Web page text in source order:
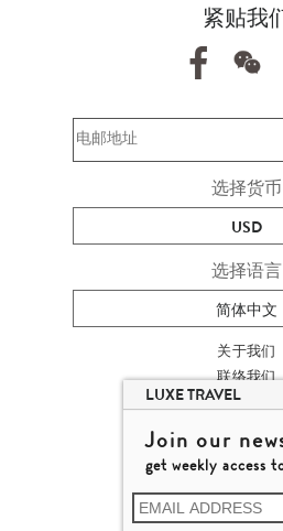
紧贴我
选择货币
USD
选择语言
简体中文
关于我们
联络我们
加入我们
高端旅游网站
杨廸深品味
© 2026 品味游有限
牌照号码
LUXE TRAVEL
Join our
get weekly access